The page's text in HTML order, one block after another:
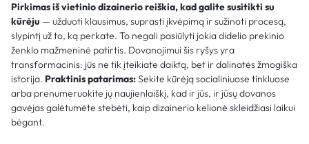
Pirkimas iš vietinio dizainerio reiškia, kad galite susitikti su
kūrėju — užduoti klausimus, suprasti įkvėpimą ir sužinoti procesą,
slypintį už to, ką perkate. To negali pasiūlyti jokia didelio prekinio
ženklo mažmeninė patirtis. Dovanojimui šis ryšys yra
transformacinis: jūs ne tik įteikiate daiktą, bet ir dalinatės žmogiška
istorija. Praktinis patarimas:Sekite kūrėją socialiniuose tinkluose
arba prenumeruokite jų naujienlaiškį, kad ir jūs, ir jūsų dovanos
gavėjas galėtumėte stebėti, kaip dizainerio kelionė skleidžiasi laikui
bėgant.